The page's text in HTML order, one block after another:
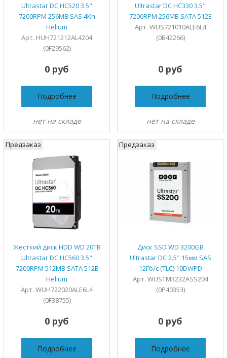
Ultrastar DC HC520 3.5"
7200RPM 256MB SAS 4Kn
Helium
Арт. HUH721212AL4204
(0F29562)
0 руб
Подробнее
нет на складе
Ultrastar DC HC330 3.5"
7200RPM 256MB SATA 512E
Арт. WUS721010ALE6L4
(0B42266)
0 руб
Подробнее
нет на складе
Жесткий диск HDD WD 20TB
Ultrastar DC HC560 3.5"
7200RPM 512MB SATA 512E
Helium
Арт. WUH722020ALE6L4
(0F38755)
Предзаказ
0 руб
Подробнее
Диск SSD WD 3200GB
Ultrastar DC 2.5" 15мм SAS
12Гб/с (TLC) 10DWPD
Арт. WUSTM3232ASS204
(0P40353)
Предзаказ
0 руб
Подробнее